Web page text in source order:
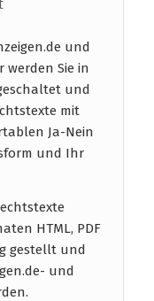
und
werden Sie in
und
mit
Ja-Nein
und Ihr
HTML, PDF
gestellt und
und